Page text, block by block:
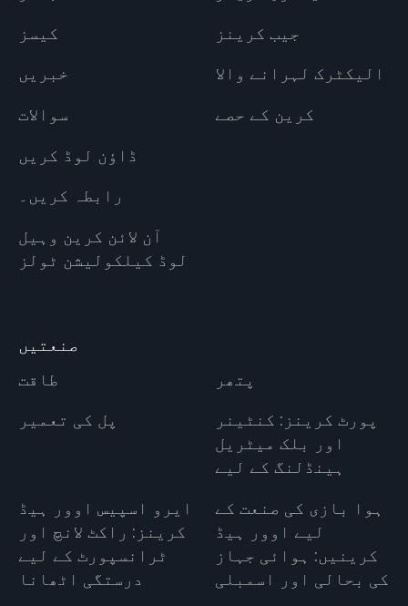
کیسز
خبریں
سوالات
ڈاؤن لوڈ کریں
رابطہ کریں۔
آن لائن کرین وہیل
لوڈ کیلکولیشن ٹولز
جیب کرینز
الیکٹرک لہرانے والا
کرین کے حصے
صنعتیں
طاقت
پتھر
پل کی تعمیر
پورٹ کرینز: کنٹینر
اور بلک میٹریل
ہینڈلنگ کے لیے
ایرو اسپیس اوور ہیڈ
کرینز: راکٹ لانچ اور
ٹرانسپورٹ کے لیے
درستگی اٹھانا
ہوا بازی کی صنعت کے
لیے اوور ہیڈ
کرینیں: ہوائی جہاز
کی بحالی اور اسمبلی